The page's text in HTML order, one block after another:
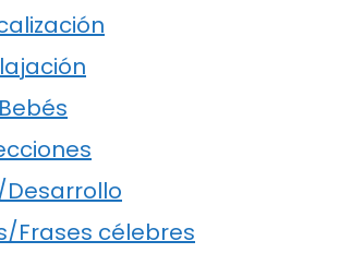
Frases célebres